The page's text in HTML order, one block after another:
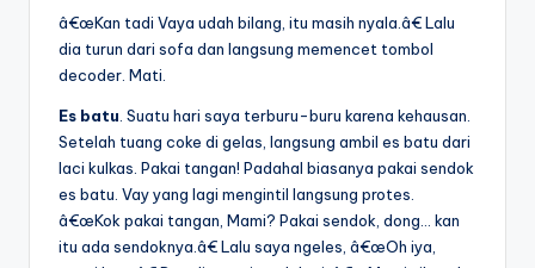
â€œKan tadi Vaya udah bilang, itu masih nyala.â€ Lalu
dia turun dari sofa dan langsung memencet tombol
decoder. Mati.
Es batu. Suatu hari saya terburu-buru karena kehausan.
Setelah tuang coke di gelas, langsung ambil es batu dari
laci kulkas. Pakai tangan! Padahal biasanya pakai sendok
es batu. Vay yang lagi mengintil langsung protes.
â€œKok pakai tangan, Mami? Pakai sendok, dong… kan
itu ada sendoknya.â€ Lalu saya ngeles, â€œOh iya,